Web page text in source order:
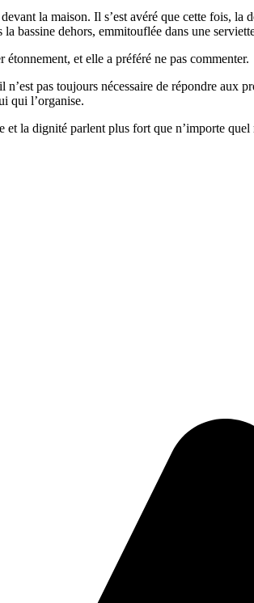
la maison. Il s’est avéré que cette fois,
bassine dehors, emmitouflée dans une
étonnement, et elle a préféré ne pas commenter.
pas toujours nécessaire de répondre
qui l’organise.
et la dignité parlent plus fort que n’importe quel